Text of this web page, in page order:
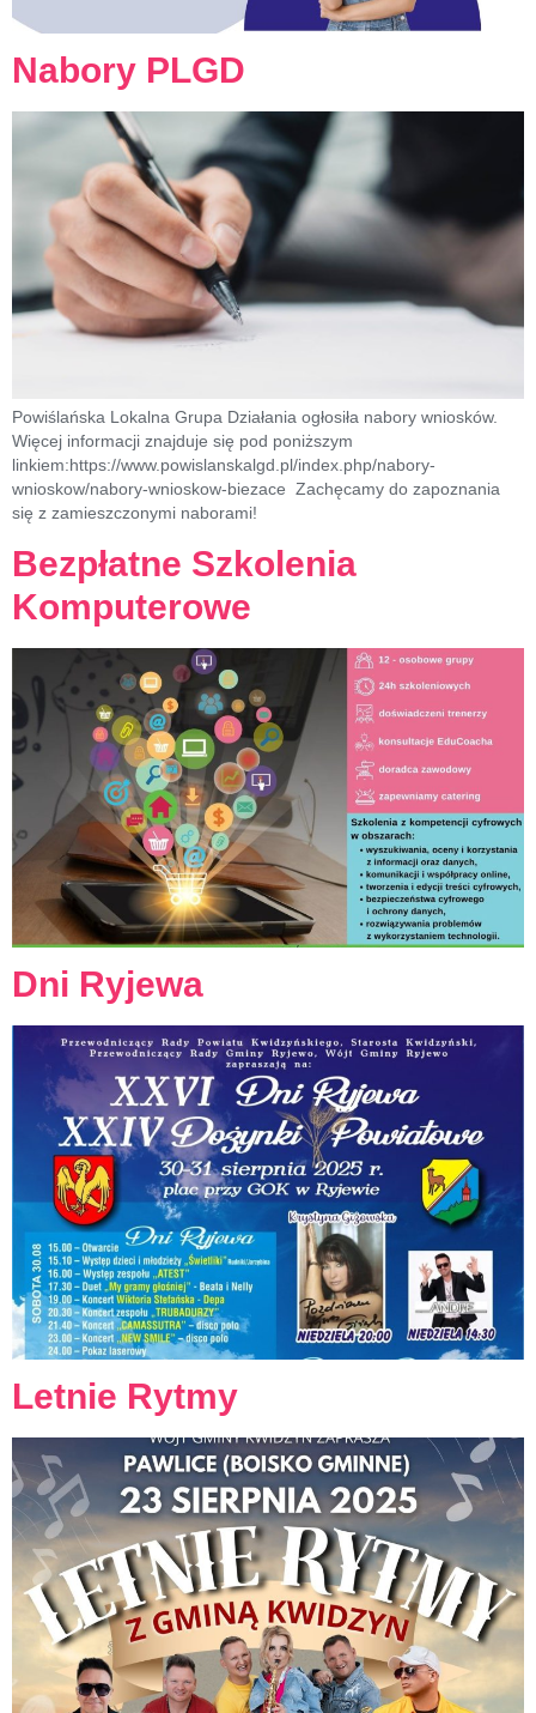
Nabory PLGD
Powiślańska Lokalna Grupa Działania ogłosiła nabory wniosków.
Więcej informacji znajduje się pod poniższym
linkiem:https://www.powislanskalgd.pl/index.php/nabory-
wnioskow/nabory-wnioskow-biezace Zachęcamy do zapoznania
się z zamieszczonymi naborami!
Bezpłatne Szkolenia
Komputerowe
Dni Ryjewa
Letnie Rytmy